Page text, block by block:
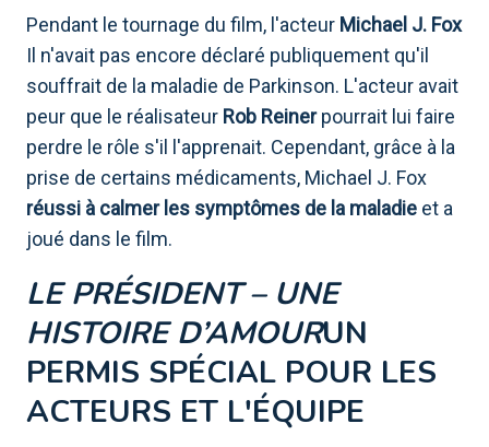
Pendant le tournage du film, l'acteur Michael J. Fox
Il n'avait pas encore déclaré publiquement qu'il
souffrait de la maladie de Parkinson. L'acteur avait
peur que le réalisateur Rob Reinerpourrait lui faire
perdre le rôle s'il l'apprenait. Cependant, grâce à la
prise de certains médicaments, Michael J. Fox
réussi à calmer les symptômes de la maladie et a
joué dans le film.
LE PRÉSIDENT – ​​UNE
HISTOIRE D’AMOURUN
PERMIS SPÉCIAL POUR LES
ACTEURS ET L'ÉQUIPE